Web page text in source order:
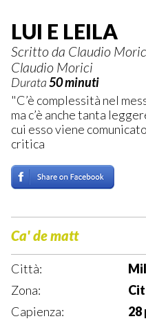
LUI E LEILA
Scritto da Claudio
Claudio Morici
Durata50 minuti
"C’è complessità nel
ma c’è anche tanta
cui esso viene
critica
Ca' de matt
Città:
Zona:
Capienza:
28